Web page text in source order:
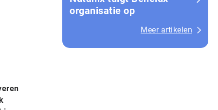
organisatie op
Meer artikelen